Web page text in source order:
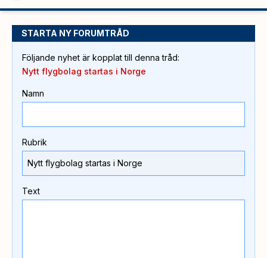
STARTA NY FORUMTRÅD
Följande nyhet är kopplat till denna tråd:
Nytt flygbolag startas i Norge
Namn
Rubrik
Text